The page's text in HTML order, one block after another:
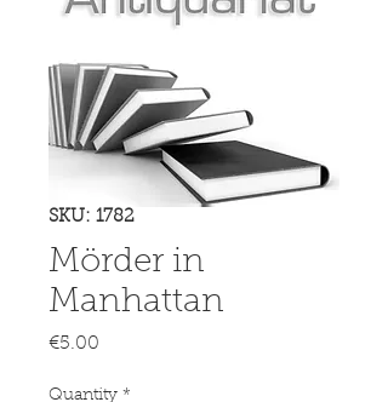
SKU: 1782
Mörder in
Manhattan
€5.00
Quantity *